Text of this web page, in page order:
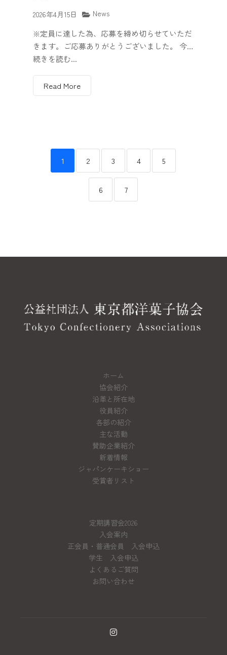
2026年4月15日
News
※定員に達した為、応募を締め切らせていただ
きます。ご応募ありがとうございました。 今…
続きを読む...
Read More
1 2 3 4 5
6 7
ホーム
協会紹介
沿革と所在地
役員紹介
各部の紹介
主な活動
賛助企業紹介
新着情報
ジャパンケーキショー
受賞者リスト
定期講習会2026
入会案内
正会員・普通会員 入会申込
学生 入会申込
よくあるご質問
お問い合わせ